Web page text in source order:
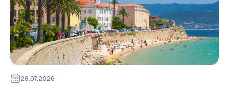
29.07.2026